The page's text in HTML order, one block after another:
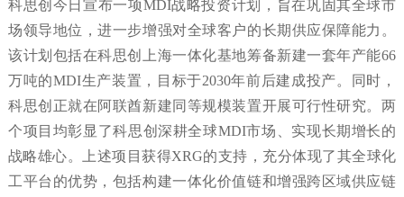
科思创今日宣布一项MDI战略投资计划，旨在巩固其全球市
场领导地位，进一步增强对全球客户的长期供应保障能力。
该计划包括在科思创上海一体化基地筹备新建一套年产能66
万吨的MDI生产装置，目标于2030年前后建成投产。同时，
科思创正就在阿联酋新建同等规模装置开展可行性研究。两
个项目均彰显了科思创深耕全球MDI市场、实现长期增长的
战略雄心。上述项目获得XRG的支持，充分体现了其全球化
工平台的优势，包括构建一体化价值链和增强跨区域供应链